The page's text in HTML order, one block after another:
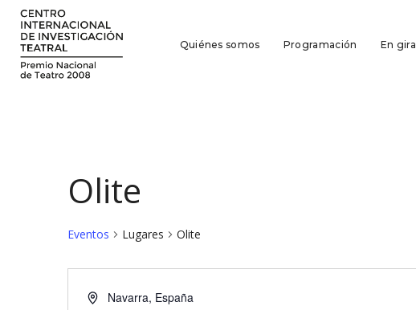
Quiénes somos Programación En gira
Olite
Eventos Lugares Olite
Navarra, España